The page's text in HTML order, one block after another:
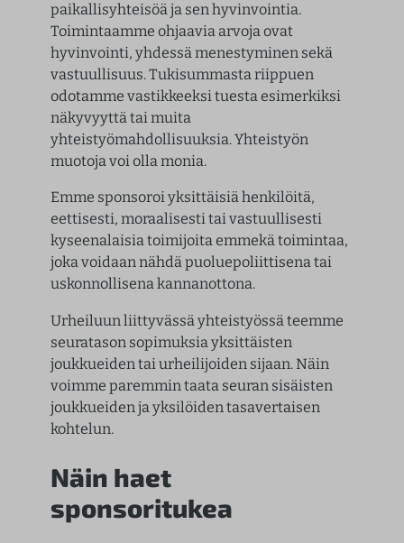
paikallisyhteisöä ja sen hyvinvointia.
Toimintaamme ohjaavia arvoja ovat
hyvinvointi, yhdessä menestyminen sekä
vastuullisuus. Tukisummasta riippuen
odotamme vastikkeeksi tuesta esimerkiksi
näkyvyyttä tai muita
yhteistyömahdollisuuksia. Yhteistyön
muotoja voi olla monia.
Emme sponsoroi yksittäisiä henkilöitä,
eettisesti, moraalisesti tai vastuullisesti
kyseenalaisia toimijoita emmekä toimintaa,
joka voidaan nähdä puoluepoliittisena tai
uskonnollisena kannanottona.
Urheiluun liittyvässä yhteistyössä teemme
seuratason sopimuksia yksittäisten
joukkueiden tai urheilijoiden sijaan. Näin
voimme paremmin taata seuran sisäisten
joukkueiden ja yksilöiden tasavertaisen
kohtelun.
Näin haet
sponsoritukea